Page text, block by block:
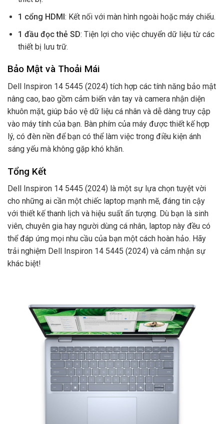
1 cổng HDMI: Kết nối với màn hình ngoài hoặc máy chiếu.
1 đầu đọc thẻ SD: Tiện lợi cho việc chuyển dữ liệu từ các
thiết bị lưu trữ.
Bảo Mật và Thoải Mái
Dell Inspiron 14 5445 (2024) tích hợp các tính năng bảo mật
nâng cao, bao gồm cảm biến vân tay và camera nhận diện
khuôn mặt, giúp bảo vệ dữ liệu cá nhân và dễ dàng truy cập
vào máy tính của bạn. Bàn phím của máy được thiết kế hợp
lý, có đèn nền để bạn có thể làm việc trong điều kiện ánh
sáng yếu mà không gặp khó khăn.
Tổng Kết
Dell Inspiron 14 5445 (2024) là một sự lựa chọn tuyệt vời
cho những ai cần một chiếc laptop mạnh mẽ, đáng tin cậy
với thiết kế thanh lịch và hiệu suất ấn tượng. Dù bạn là sinh
viên, chuyên gia hay người dùng cá nhân, laptop này đều có
thể đáp ứng mọi nhu cầu của bạn một cách hoàn hảo. Hãy
trải nghiệm Dell Inspiron 14 5445 (2024) và cảm nhận sự
khác biệt!